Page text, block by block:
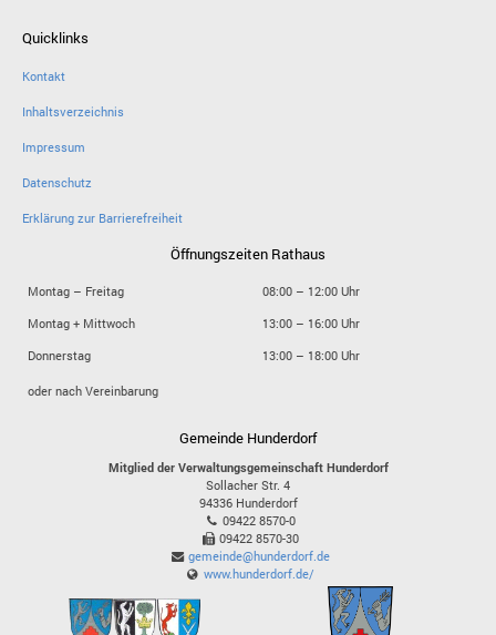
Quicklinks
Kontakt
Inhaltsverzeichnis
Impressum
Datenschutz
Erklärung zur Barrierefreiheit
Öffnungszeiten Rathaus
Montag – Freitag
08:00 – 12:00 Uhr
Montag + Mittwoch
13:00 – 16:00 Uhr
Donnerstag
13:00 – 18:00 Uhr
oder nach Vereinbarung
Gemeinde Hunderdorf
Mitglied der Verwaltungsgemeinschaft Hunderdorf
Sollacher Str. 4
94336 Hunderdorf
09422 8570-0
09422 8570-30
gemeinde@hunderdorf.de
www.hunderdorf.de/